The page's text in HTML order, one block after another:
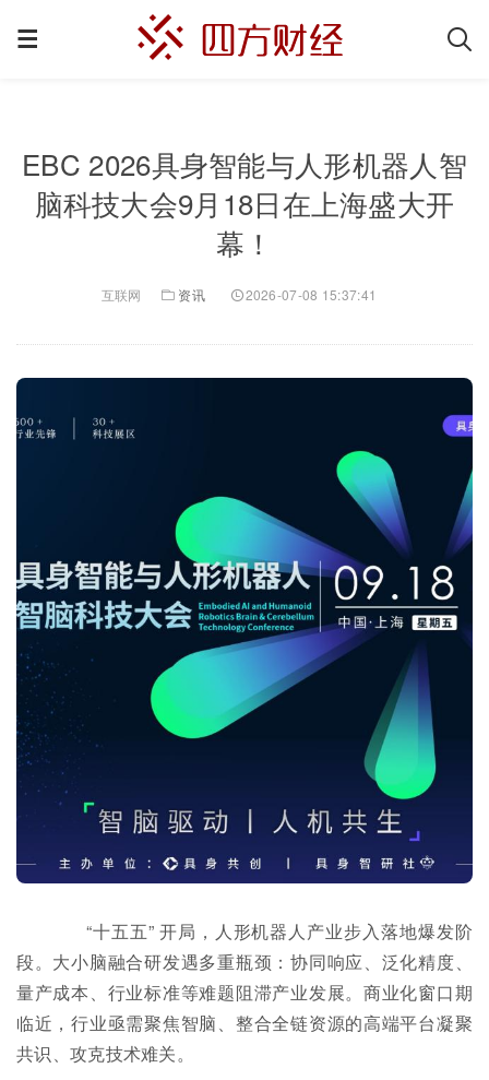
EBC 2026具身智能与人形机器人智
脑科技大会9月18日在上海盛大开
幕！
互联网 资讯 2026-07-08 15:37:41
“十五五” 开局，人形机器人产业步入落地爆发阶
段。大小脑融合研发遇多重瓶颈：协同响应、泛化精度、
量产成本、行业标准等难题阻滞产业发展。商业化窗口期
临近，行业亟需聚焦智脑、整合全链资源的高端平台凝聚
共识、攻克技术难关。